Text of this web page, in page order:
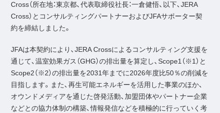
Cross（所在地：東京都、代表取締役社長：一倉健悟、以下、JERA
Cross）とコンサルティングパートナーおよびJFAサポーター契
約を締結しました。
JFAは本契約により、JERA Crossによるコンサルティング支援を
通じて、温室効果ガス（GHG）の排出量を算定し、Scope1（※1）と
Scope2（※2）の排出量を2031年までに2026年度比50％の削減を
目指します。また、再生可能エネルギーを活用した事業のほか、
オウンドメディアを通じた啓発活動、加盟団体やパートナー企業
などとの協力体制の構築、情報発信などを積極的に行っていく考